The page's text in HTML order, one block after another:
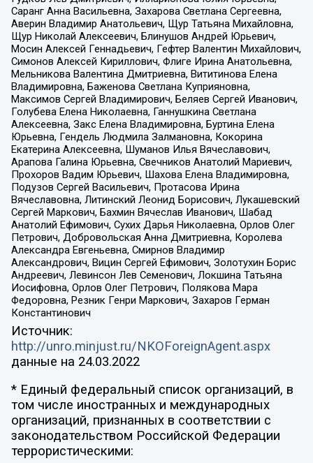
Саранг Анна Васильевна, Захарова Светлана Сергеевна,
Аверин Владимир Анатольевич, Щур Татьяна Михайловна,
Щур Николай Алексеевич, Блинушов Андрей Юрьевич,
Мосин Алексей Геннадьевич, Гефтер Валентин Михайлович,
Симонов Алексей Кириллович, Флиге Ирина Анатольевна,
Мельникова Валентина Дмитриевна, Вититинова Елена
Владимировна, Баженова Светлана Куприяновна,
Максимов Сергей Владимирович, Беляев Сергей Иванович,
Голубева Елена Николаевна, Ганнушкина Светлана
Алексеевна, Закс Елена Владимировна, Буртина Елена
Юрьевна, Гендель Людмила Залмановна, Кокорина
Екатерина Алексеевна, Шуманов Илья Вячеславович,
Арапова Галина Юрьевна, Свечников Анатолий Мариевич,
Прохоров Вадим Юрьевич, Шахова Елена Владимировна,
Подузов Сергей Васильевич, Протасова Ирина
Вячеславовна, Литинский Леонид Борисович, Лукашевский
Сергей Маркович, Бахмин Вячеслав Иванович, Шабад
Анатолий Ефимович, Сухих Дарья Николаевна, Орлов Олег
Петрович, Добровольская Анна Дмитриевна, Королева
Александра Евгеньевна, Смирнов Владимир
Александрович, Вицин Сергей Ефимович, Золотухин Борис
Андреевич, Левинсон Лев Семенович, Локшина Татьяна
Иосифовна, Орлов Олег Петрович, Полякова Мара
Федоровна, Резник Генри Маркович, Захаров Герман
Константинович
Источник:
http://unro.minjust.ru/NKOForeignAgent.aspx
данные на 24.03.2022
* Единый федеральный список организаций, в
том числе иностранных и международных
организаций, признанных в соответствии с
законодательством Российской Федерации
террористическими: